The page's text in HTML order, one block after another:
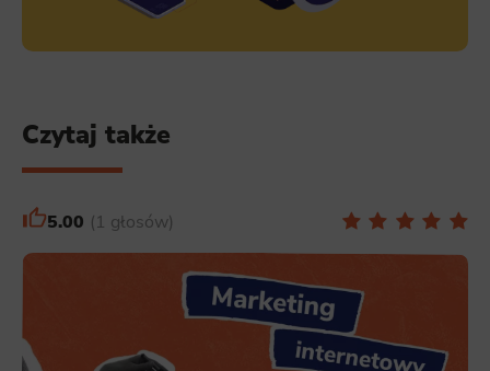
Czytaj także
5.00 1 głosów